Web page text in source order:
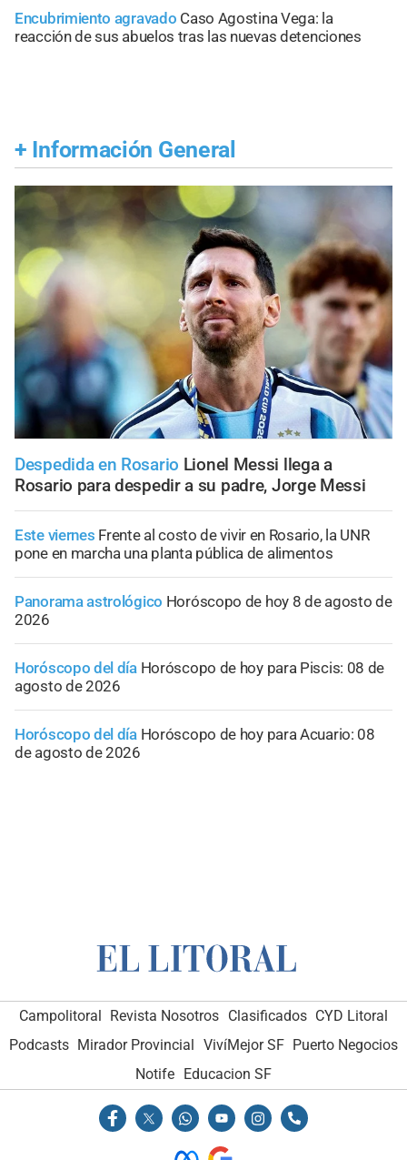
Encubrimiento agravado Caso Agostina Vega: la
reacción de sus abuelos tras las nuevas detenciones
+ Información General
Despedida en Rosario Lionel Messi llega a
Rosario para despedir a su padre, Jorge Messi
Este viernes Frente al costo de vivir en Rosario, la UNR
pone en marcha una planta pública de alimentos
Panorama astrológico Horóscopo de hoy 8 de agosto de
2026
Horóscopo del día Horóscopo de hoy para Piscis: 08 de
agosto de 2026
Horóscopo del día Horóscopo de hoy para Acuario: 08
de agosto de 2026
Campolitoral Revista Nosotros Clasificados CYD Litoral
Podcasts Mirador Provincial VivíMejor SF Puerto Negocios
Notife Educacion SF